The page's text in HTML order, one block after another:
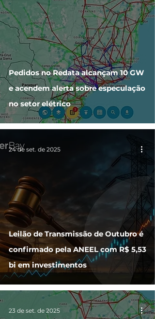
Pedidos no Redata alcançam 10 GW
e acendem alerta sobre especulação
no setor elétrico
Leilão de Transmissão de Outubro é
confirmado pela ANEEL com R$ 5,53
bi em investimentos
24 de set. de 2025
23 de set. de 2025